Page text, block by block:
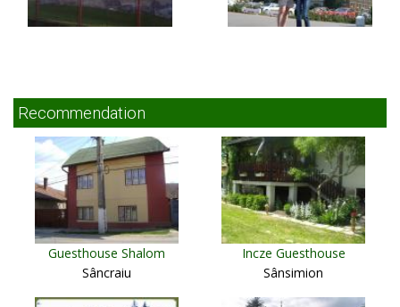
Recommendation
Guesthouse Shalom
Sâncraiu
Incze Guesthouse
Sânsimion